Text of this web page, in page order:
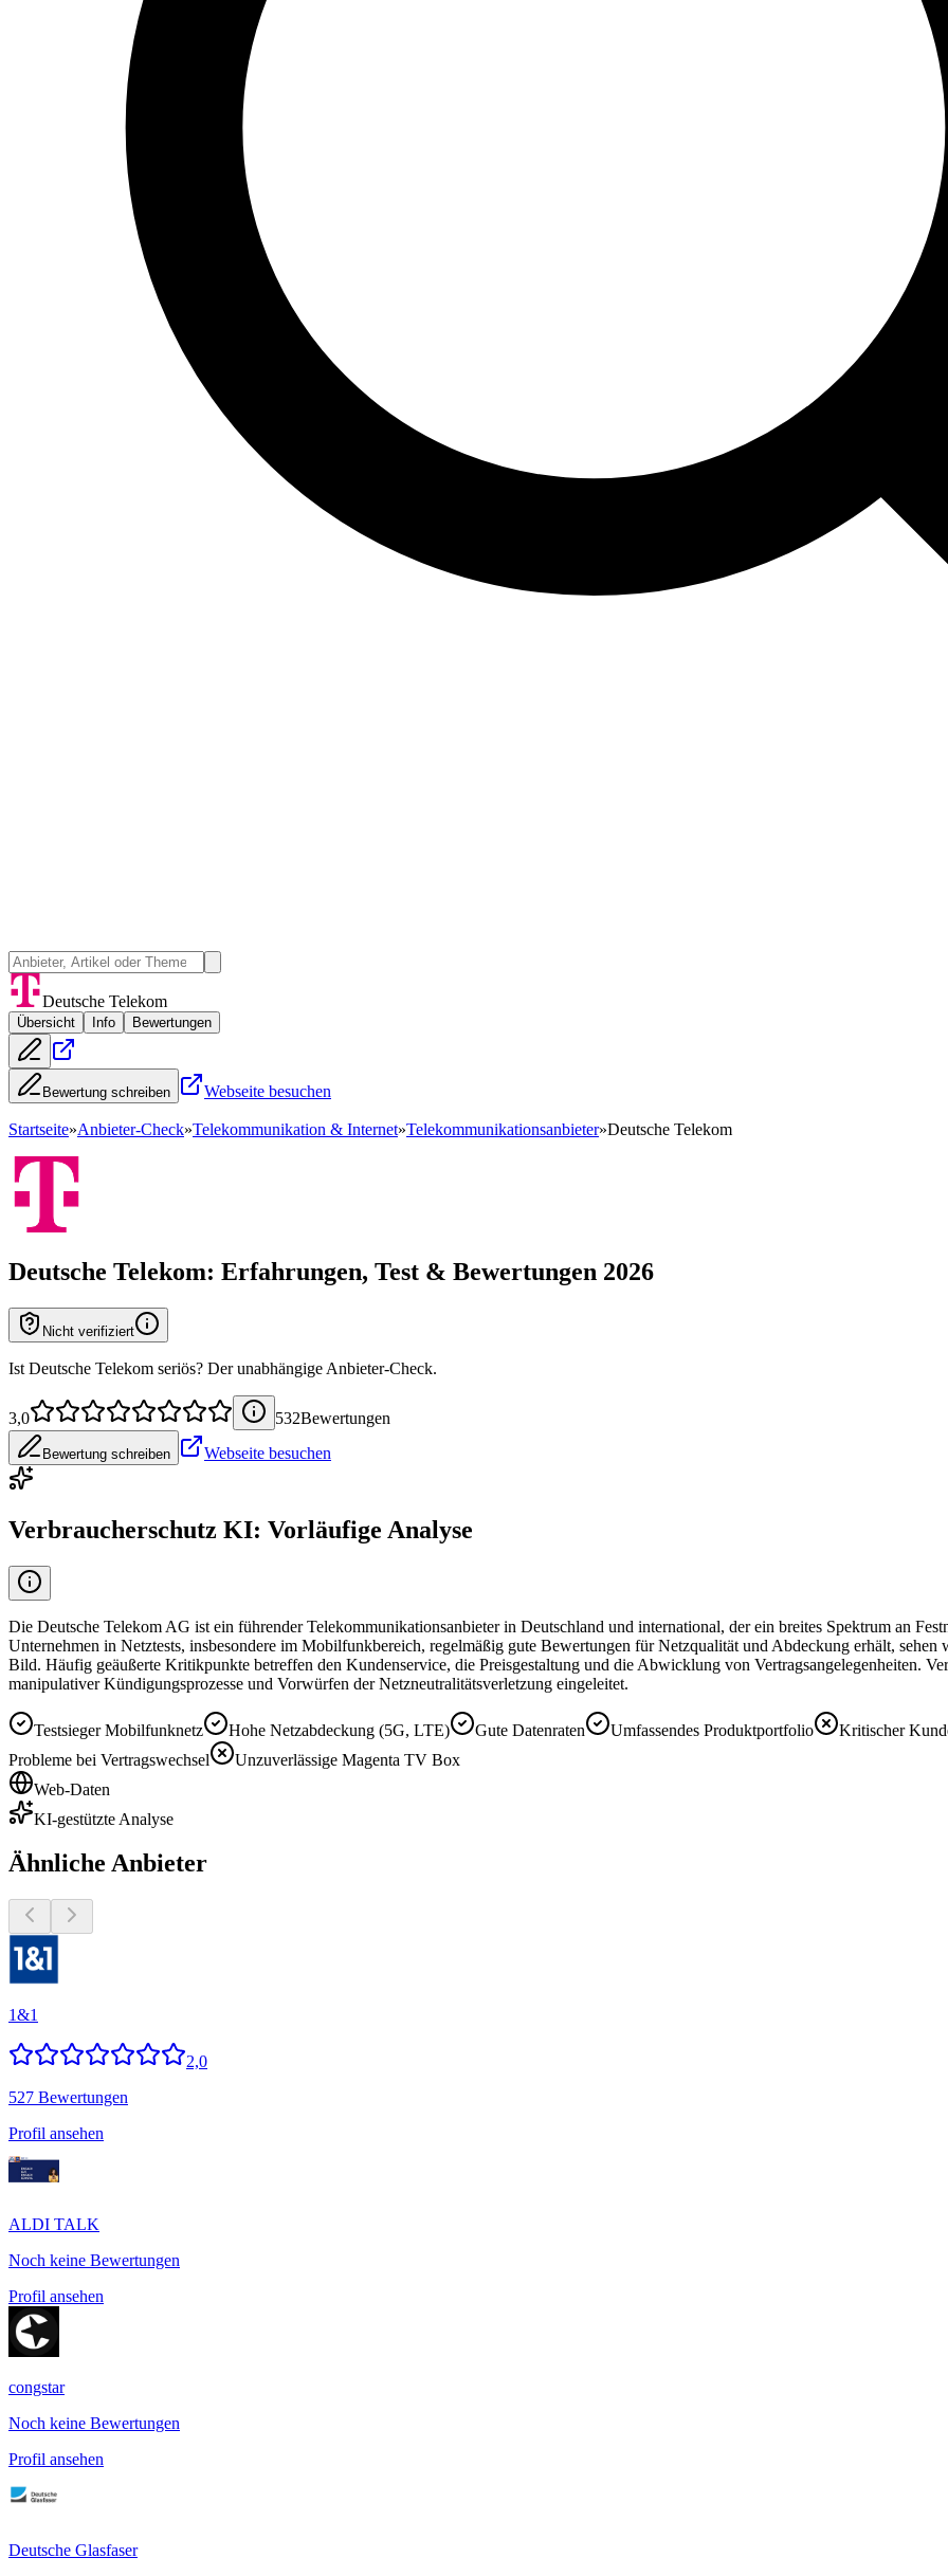
Deutsche Telekom
Übersicht Info Bewertungen
Bewertung schreiben Webseite besuchen
Startseite»Anbieter-Check»Telekommunikation & Internet»Telekommunikationsanbieter»Deutsche Telekom
Deutsche Telekom: Erfahrungen, Test & Bewertungen 2026
Nicht verifiziert
Ist Deutsche Telekom seriös? Der unabhängige Anbieter-Check.
3,0 532Bewertungen
Bewertung schreiben Webseite besuchen
Verbraucherschutz KI: Vorläufige Analyse
Die Deutsche Telekom AG ist ein führender Telekommunikationsanbieter in Deutschland und international, der ein breites Spektrum an
Unternehmen in Netztests, insbesondere im Mobilfunkbereich, regelmäßig gute Bewertungen für Netzqualität und Abdeckung erhält,
Bild. Häufig geäußerte Kritikpunkte betreffen den Kundenservice, die Preisgestaltung und die Abwicklung von Vertragsangelegenheiten.
manipulativer Kündigungsprozesse und Vorwürfen der Netzneutralitätsverletzung eingeleitet.
Testsieger Mobilfunknetz Hohe Netzabdeckung (5G, LTE) Gute Datenraten Umfassendes Produktportfolio Kritischer
Probleme bei Vertragswechsel
Unzuverlässige Magenta TV Box
Web-Daten
KI-gestützte Analyse
Ähnliche Anbieter
1&1
2,0
527 Bewertungen
Profil ansehen
ALDI TALK
Noch keine Bewertungen
Profil ansehen
congstar
Noch keine Bewertungen
Profil ansehen
Deutsche Glasfaser